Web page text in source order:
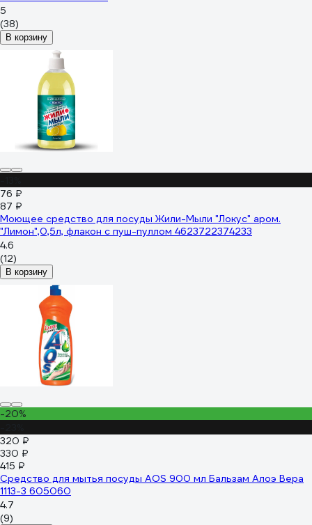
5
(38)
В корзину
76 ₽
87 ₽
Моющее средство для посуды Жили-Мыли "Локус" аром.
"Лимон",0,5л, флакон с пуш-пуллом 4623722374233
4.6
(12)
В корзину
-20%
320 ₽
330 ₽
415 ₽
Средство для мытья посуды AOS 900 мл Бальзам Алоэ Вера
1113-3 605060
4.7
(9)